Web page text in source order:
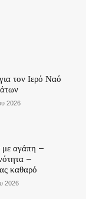
τον Ιερό Ναό
2026
με αγάπη –
–
καθαρό
2026